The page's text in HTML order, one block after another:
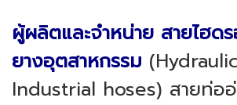
ผู้ผลิตและจำหน่าย สายไฮด
ยางอุตสาหกรรม
Industrial hoses) สายท่อ